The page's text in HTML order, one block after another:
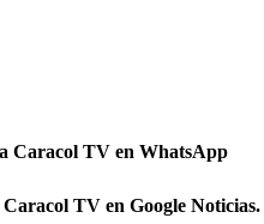
Caracol TV en WhatsApp
Caracol TV en Google Noticias.